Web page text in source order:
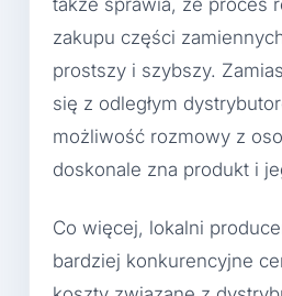
zakupu części
prostszy i szybszy.
się z odległym
możliwość rozmowy z
doskonale zna produkt i
Co więcej, lokalni
bardziej konkurencyjne